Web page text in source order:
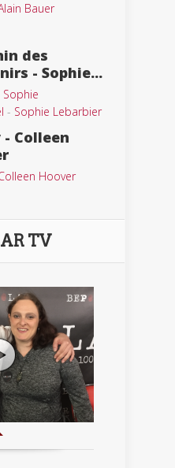
Bauer
des
- Sophie...
Sophie
- Sophie Lebarbier
Colleen
Hoover
TV